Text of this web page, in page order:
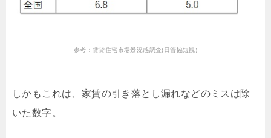
参考：賃貸住宅市場景況感調査(日管協短観)
しかもこれは、家賃の引き落とし漏れなどのミスは除
いた数字。